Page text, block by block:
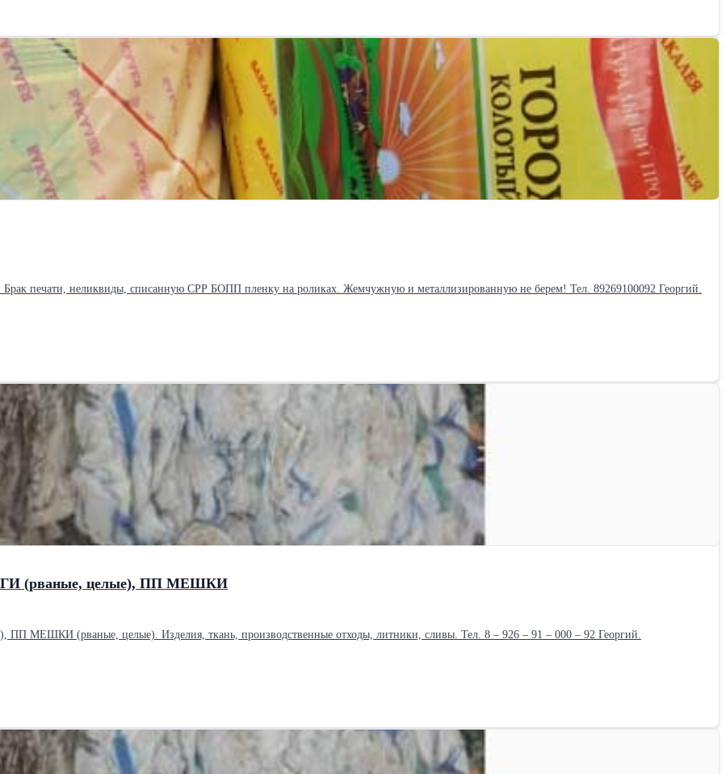
печати, неликвиды, списанную CPP БОПП пленку на роликах. Жемчужную и металлизированную не берем! Тел. 89269100092 Георгий.
(рваные, целые), ПП МЕШКИ
(рваные, целые). Изделия, ткань, производственные отходы, литники, сливы. Тел. 8 – 926 – 91 – 000 – 92 Георгий.